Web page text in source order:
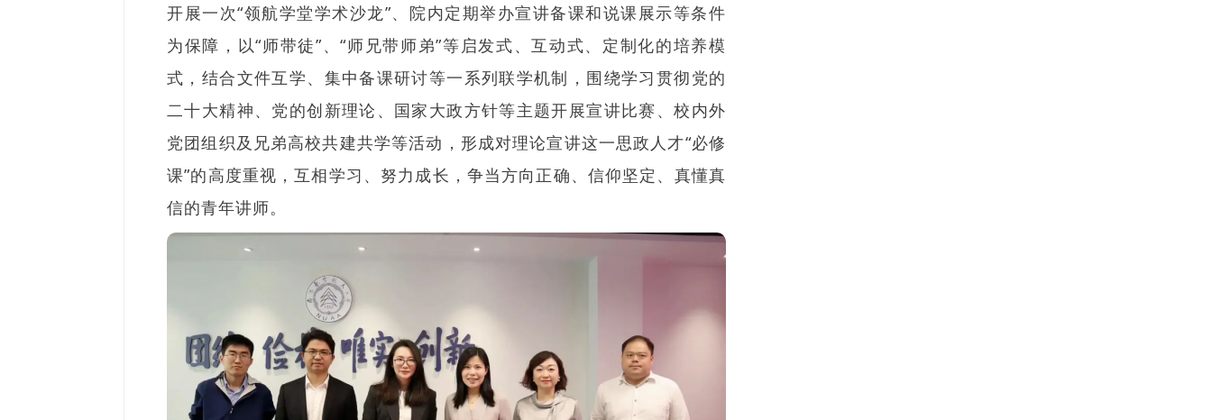
开展一次“领航学堂学术沙龙”、院内定期举办宣讲备课和说课展示等条件
为保障，以“师带徒”、“师兄带师弟”等启发式、互动式、定制化的培养模
式，结合文件互学、集中备课研讨等一系列联学机制，围绕学习贯彻党的
二十大精神、党的创新理论、国家大政方针等主题开展宣讲比赛、校内外
党团组织及兄弟高校共建共学等活动，形成对理论宣讲这一思政人才“必修
课”的高度重视，互相学习、努力成长，争当方向正确、信仰坚定、真懂真
信的青年讲师。